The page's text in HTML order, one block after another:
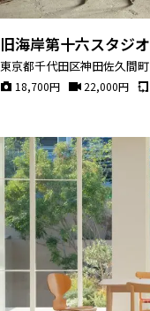
旧海岸第十六スタジオ
東京都千代田区神田佐久間町
18,700円 22,000円